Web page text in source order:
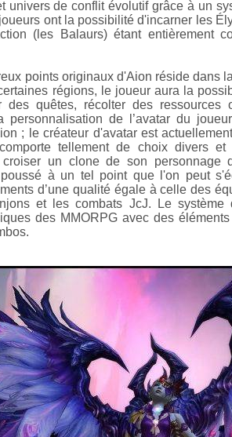
univers de conflit évolutif grâce à un
ont la possibilité d'incarner les
(les Balaurs) étant entièrement
points originaux d'Aion réside dans
régions, le joueur aura la
des quêtes, récolter des ressources
personnalisation de l’avatar du
; le créateur d'avatar est
tellement de choix divers
croiser un clone de son personnage
à un tel point que l'on peut
d’une qualité égale à celle des
et les combats JcJ. Le système
des MMORPG avec des